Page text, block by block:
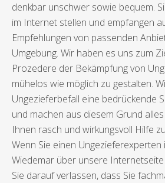
denkbar unschwer sowie bequem.
im Internet stellen und empfangen
Empfehlungen von passenden
Umgebung. Wir haben es uns zum
Prozedere der Bekämpfung von
mühelos wie möglich zu gestalten.
Ungezieferbefall eine bedrückende
und machen aus diesem Grund
Ihnen rasch und wirkungsvoll Hilfe
Wenn Sie einen
Wiedemar über unsere
Sie darauf verlassen, dass Sie